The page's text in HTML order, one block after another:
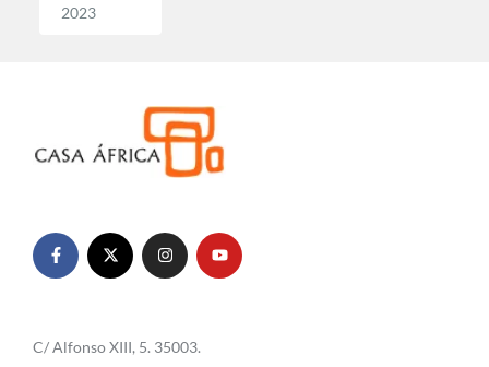
2023
C/ Alfonso XIII, 5. 35003.